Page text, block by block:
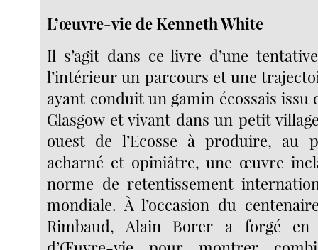
L’œuvre-vie de Kenneth White
Il s’agit dans ce livre d’une
l’intérieur un parcours et une
ayant conduit un gamin écossais
Glasgow et vivant dans un petit
ouest de l’Ecosse à produire, au
acharné et opiniâtre, une œuvre
norme de retentissement
mondiale. À l’occasion du
Rimbaud, Alain Borer a forgé en